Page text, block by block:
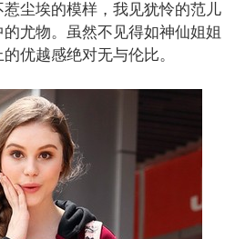
尘埃的模样，我见犹怜的范儿
尤物。虽然不见得如神仙姐姐
优越感绝对无与伦比。